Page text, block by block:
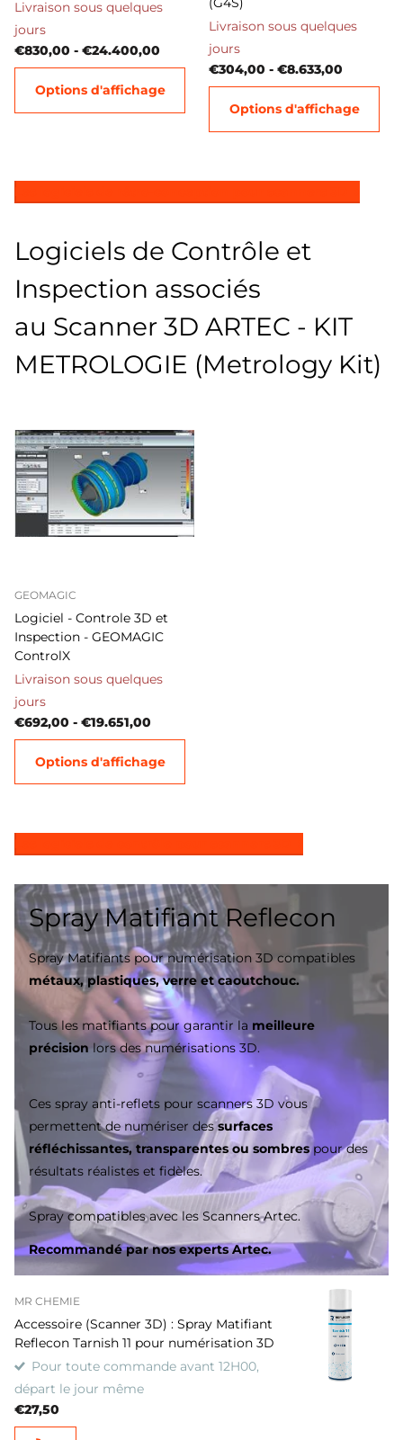
Livraison sous quelques
jours
€830,00 - €24.400,00
Options d'affichage
Livraison sous quelques
jours
€304,00 - €8.633,00
Options d'affichage
Logiciels de Contrôle et
Inspection associés
au Scanner 3D ARTEC - KIT
METROLOGIE (Metrology Kit)
GEOMAGIC
Logiciel - Controle 3D et
Inspection - GEOMAGIC
ControlX
Livraison sous quelques
jours
€692,00 - €19.651,00
Options d'affichage
MR CHEMIE
Accessoire (Scanner 3D) : Spray Matifiant
Reflecon Tarnish 11 pour numérisation 3D
Pour toute commande avant 12H00,
départ le jour même
€27,50
Spray Matifiant Reflecon
Spray Matifiants pour numérisation 3D compatibles
métaux, plastiques, verre et caoutchouc.
Tous les matifiants pour garantir la meilleure
précision lors des numérisations 3D.
Ces spray anti-reflets pour scanners 3D vous
permettent de numériser dessurfaces
réfléchissantes, transparentes ou sombrespour des
résultats réalistes et fidèles.
Spray compatibles avec les Scanners Artec.
Recommandé par nos experts Artec.